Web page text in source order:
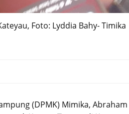
Foto: Lyddia Bahy- Timika
(DPMK) Mimika, Abraham